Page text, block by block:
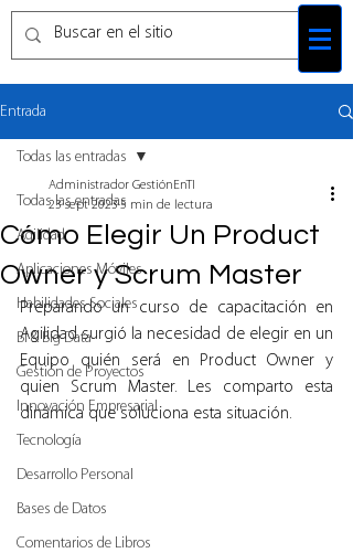
Entrada
Todas las entradas
Agilidad
Aplicaciones Móviles
Habilidades Sociales
BI & Big Data
Gestión de Proyectos
Innovación Empresarial
Tecnología
Desarrollo Personal
Bases de Datos
Comentarios de Libros
Todas las entradas
Cómo Elegir Un Product
Owner y Scrum Master
Administrador GestiónEnTI
23 sept 20235 min de lectura
Preparando un curso de capacitación en
Agilidad surgió la necesidad de elegir en un
Equipo quién será en Product Owner y
quien Scrum Master. Les comparto esta
dinámica que soluciona esta situación.